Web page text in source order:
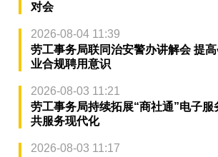
对会
2026-08-04 11:39
劳工事务局联同治安警办讲解会 提
业合规聘用意识
2026-08-03 11:21
劳工事务局持续拓展“商社通”电子
共服务现代化
2026-08-03 11:17